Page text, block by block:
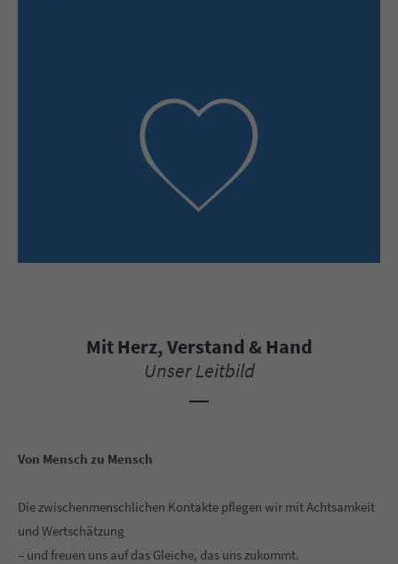
Mit Herz, Verstand & Hand
Unser Leitbild
Von Mensch zu Mensch
Die zwischenmenschlichen Kontakte pflegen wir mit Achtsamkeit
und Wertschätzung
– und freuen uns auf das Gleiche, das uns zukommt.